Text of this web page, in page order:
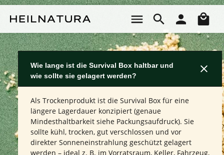
Wie lange ist die Survival Box haltbar und
wie sollte sie gelagert werden?
Als Trockenprodukt ist die Survival Box für eine
längere Lagerdauer konzipiert (genaue
Mindesthaltbarkeit siehe Packungsaufdruck). Sie
sollte kühl, trocken, gut verschlossen und vor
direkter Sonneneinstrahlung geschützt gelagert
werden – ideal z. B. im Vorratsraum, Keller, Fahrzeug,